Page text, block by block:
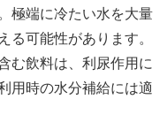
極端に冷たい水を大量
る可能性があります。
む飲料は、利尿作用に
用時の水分補給には適